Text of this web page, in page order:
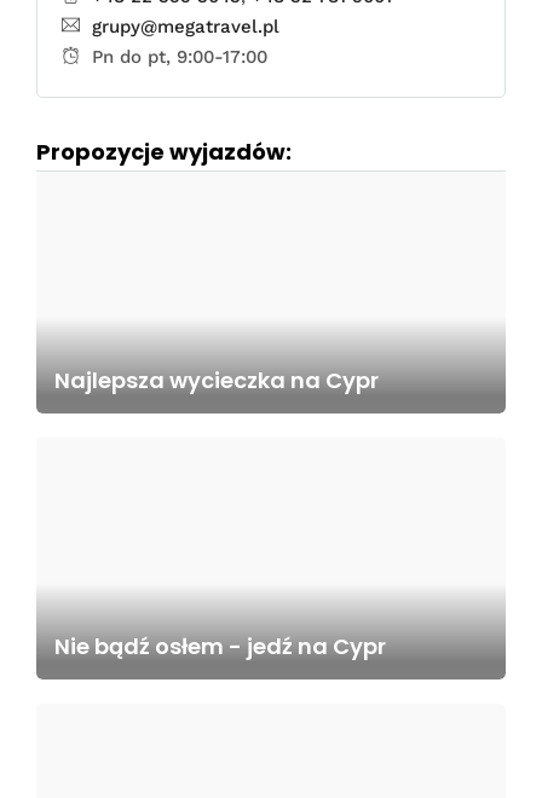
grupy@megatravel.pl
Pn do pt, 9:00-17:00
Propozycje wyjazdów:
Najlepsza wycieczka na Cypr
Nie bądź osłem - jedź na Cypr